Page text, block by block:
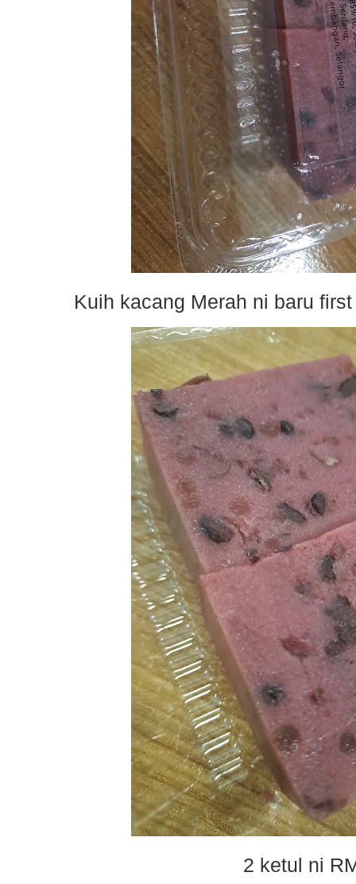
Kuih kacang Merah ni baru
2 ketul ni